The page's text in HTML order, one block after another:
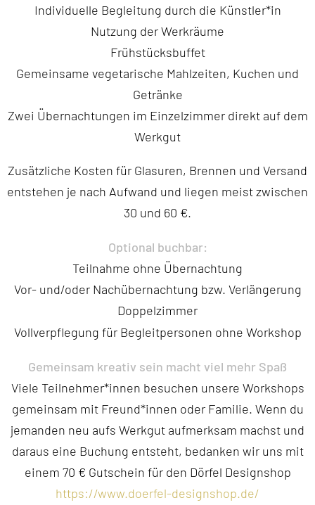
Individuelle Begleitung durch die Künstler*in
Nutzung der Werkräume
Frühstücksbuffet
Gemeinsame vegetarische Mahlzeiten, Kuchen und
Getränke
Zwei Übernachtungen im Einzelzimmer direkt auf dem
Werkgut
Zusätzliche Kosten für Glasuren, Brennen und Versand
entstehen je nach Aufwand und liegen meist zwischen
30 und 60 €.
Optional buchbar:
Teilnahme ohne Übernachtung
Vor- und/oder Nachübernachtung bzw. Verlängerung
Doppelzimmer
Vollverpflegung für Begleitpersonen ohne Workshop
Gemeinsam kreativ sein macht viel mehr Spaß
Viele Teilnehmer*innen besuchen unsere Workshops
gemeinsam mit Freund*innen oder Familie. Wenn du
jemanden neu aufs Werkgut aufmerksam machst und
daraus eine Buchung entsteht, bedanken wir uns mit
einem 70 € Gutschein für den Dörfel Designshop
https://www.doerfel-designshop.de/